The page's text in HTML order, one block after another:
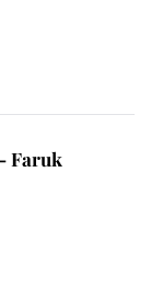
Faruk